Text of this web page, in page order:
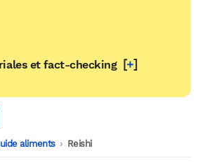
et fact-checking [+]
aliments -
Reishi